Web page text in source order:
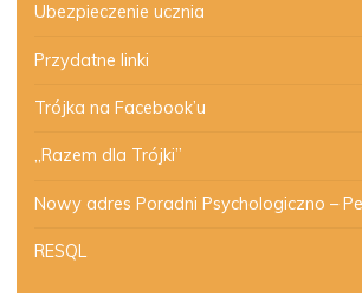
Ubezpieczenie ucznia
Przydatne linki
Trójka na Facebook’u
„Razem dla Trójki”
Nowy adres Poradni Psychologiczno –
RESQL